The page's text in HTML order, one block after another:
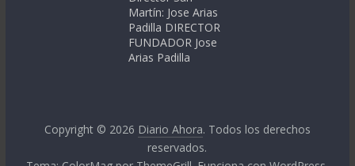
Martín: Jose Arias
Padilla DIRECTOR
FUNDADOR Jose
Arias Padilla
Copyright © 2026 Diario Ahora. Todos los derechos
reservados.